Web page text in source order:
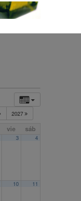
2027
vie sáb
3 4
10 11